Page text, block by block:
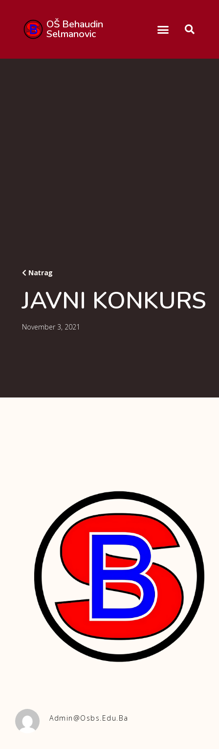
OŠ Behaudin
Selmanovic
Natrag
JAVNI KONKURS
November 3, 2021
Admin@osbs.edu.ba